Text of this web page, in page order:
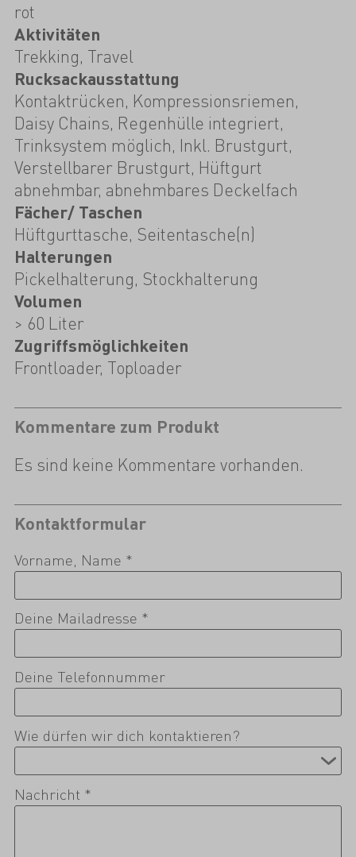
rot
Aktivitäten
Trekking, Travel
Rucksackausstattung
Kontaktrücken, Kompressionsriemen,
Daisy Chains, Regenhülle integriert,
Trinksystem möglich, Inkl. Brustgurt,
Verstellbarer Brustgurt, Hüftgurt
abnehmbar, abnehmbares Deckelfach
Fächer/ Taschen
Hüftgurttasche, Seitentasche(n)
Halterungen
Pickelhalterung, Stockhalterung
Volumen
> 60 Liter
Zugriffsmöglichkeiten
Frontloader, Toploader
Kommentare zum Produkt
Es sind keine Kommentare vorhanden.
Kontaktformular
Vorname, Name *
Deine Mailadresse *
Deine Telefonnummer
Wie dürfen wir dich kontaktieren?
Nachricht *